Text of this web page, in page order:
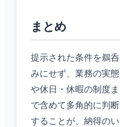
まとめ
提示された条件を鵜呑
みにせず、業務の実態
や休日・休暇の制度ま
で含めて多角的に判断
することが、納得のい